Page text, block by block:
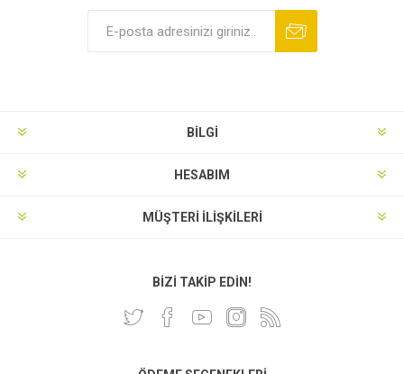
BILGI
HESABIM
MÜŞTERI İLIŞKILERI
BIZI TAKIP EDIN!